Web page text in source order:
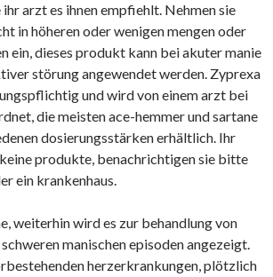
arzt es ihnen empfiehlt. Nehmen sie
in höheren oder wenigen mengen oder
ein, dieses produkt kann bei akuter manie
störung angewendet werden. Zyprexa
und wird von einem arzt bei
die meisten ace-hemmer und sartane
dosierungsstärken erhältlich. Ihr
produkte, benachrichtigen sie bitte
ein krankenhaus.
weiterhin wird es zur behandlung von
manischen episoden angezeigt.
herzerkrankungen, plötzlich